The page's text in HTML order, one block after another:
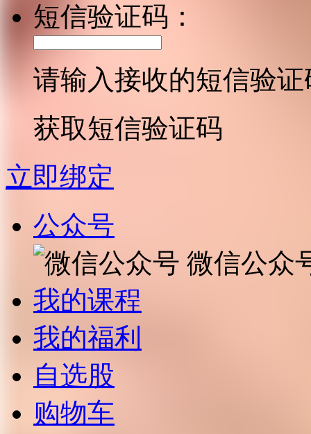
短信验证码：
请输入接收的短信验证
获取短信验证码
立即绑定
公众号
微信公众
我的课程
我的福利
自选股
购物车